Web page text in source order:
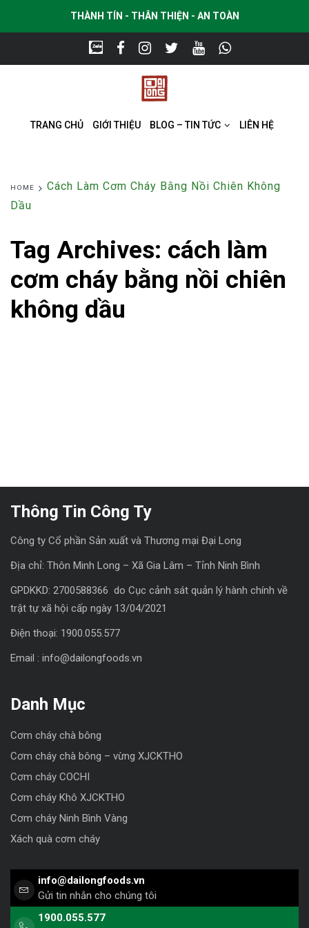
THÀNH TÍN - THÂN THIỆN - AN TOÀN
TRANG CHỦ GIỚI THIỆU BLOG – TIN TỨC LIÊN HỆ
HOME
Cách Làm Cơm Cháy Bằng Nồi Chiên Không
Dầu
Tag Archives: cách làm
cơm cháy bằng nồi chiên
không dầu
Thông Tin Công Ty
Công ty Cổ phần Sản xuất và Thương mại Đại Long
Địa chỉ: Thôn Minh Long – Xã Gia Lâm – Tỉnh Ninh Bình
GPDKKD: 2700588366 do Cục cảnh sát quản lý hành chính về
trật tự xã hội cấp ngày 13/04/2021
Điện thoại: 1900.055.577
Email : info@dailongfoods.vn
Danh Mục
Cơm cháy chà bông
Cơm cháy chà bông – vừng XJCKTHO
Cơm cháy COCHI
Cơm cháy Khô XJCKTHO
Cơm cháy Ninh Bình Vàng
Xách quà cơm cháy
info@dailongfoods.vn
Gửi tin nhắn cho chúng tôi
1900.055.577